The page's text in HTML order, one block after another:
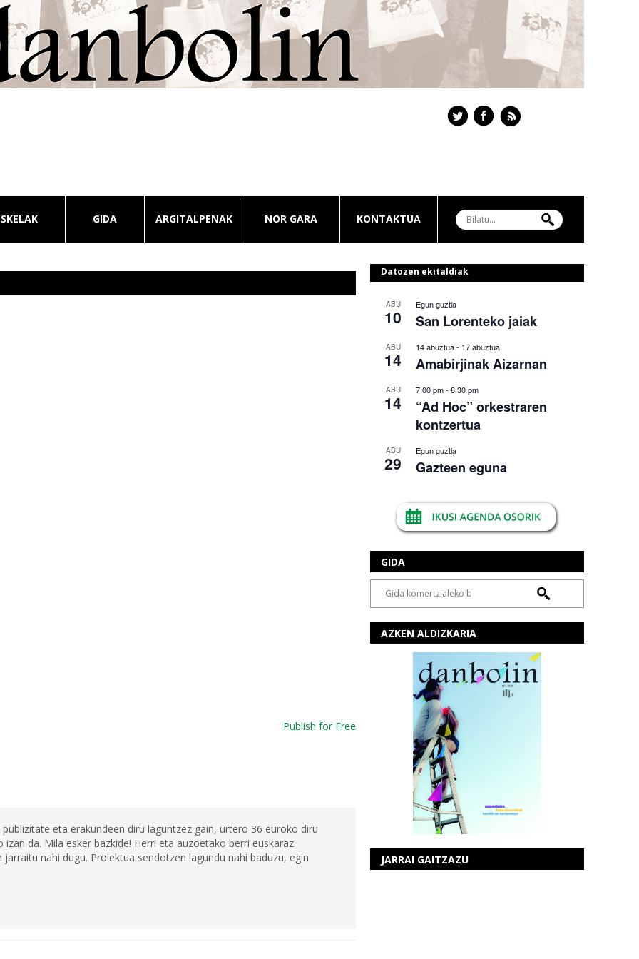
GIDA ARGITALPENAK NOR GARA KONTAKTUA
Publish for Free
eta erakundeen diru laguntzez gain, urtero 36 euroko diru
da. Mila esker bazkide! Herri eta auzoetako berri euskaraz
nahi dugu. Proiektua sendotzen lagundu nahi baduzu, egin
Datozen ekitaldiak
ABU
10
Egun guztia
San Lorenteko jaiak
ABU
14
14 abuztua- 17 abuztua
Amabirjinak Aizarnan
ABU
14
7:00 pm- 8:30 pm
“Ad Hoc” orkestraren
kontzertua
ABU
29
Egun guztia
Gazteen eguna
GIDA
AZKEN ALDIZKARIA
JARRAI GAITZAZU